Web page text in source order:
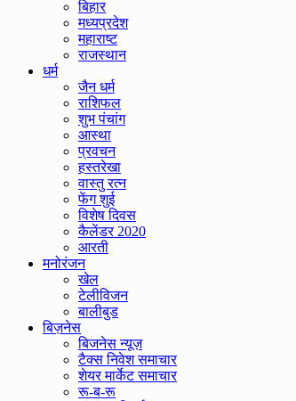
बिहार
मध्यप्रदेश
महाराष्ट
राजस्थान
धर्म
जैन धर्म
राशिफल
शुभ पंचांग
आस्था
प्रवचन
हस्तरेखा
वास्तु रत्न
फेंग शुई
विशेष दिवस
कैलेंडर 2020
आरती
मनोरंजन
खेल
टेलीविजन
बालीबुड
बिज़नेस
बिजनेस न्यूज़
टैक्स निवेश समाचार
शेयर मार्केट समाचार
रू-ब-रू